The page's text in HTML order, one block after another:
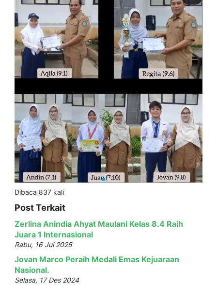
Dibaca 837 kali
Post Terkait
Zerlina Anindia Ahyat Maulani Kelas 8.4 Raih
Juara 1 Internasional
Rabu, 16 Jul 2025
Jovan Marco Peraih Medali Emas Kejuaraan
Nasional.
Selasa, 17 Des 2024